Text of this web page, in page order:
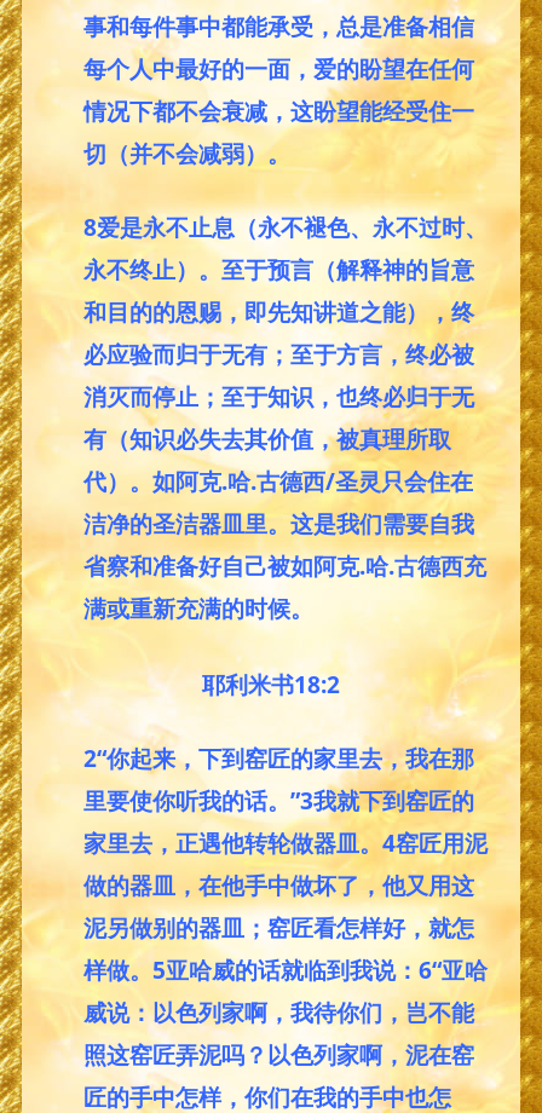
事和每件事中都能承受，总是准备相信
每个人中最好的一面，爱的盼望在任何
情况下都不会衰减，这盼望能经受住一
切（并不会减弱）。
8爱是永不止息（永不褪色、永不过时、
永不终止）。至于预言（解释神的旨意
和目的的恩赐，即先知讲道之能），终
必应验而归于无有；至于方言，终必被
消灭而停止；至于知识，也终必归于无
有（知识必失去其价值，被真理所取
代）。如阿克.哈.古德西/圣灵只会住在
洁净的圣洁器皿里。这是我们需要自我
省察和准备好自己被如阿克.哈.古德西充
满或重新充满的时候。
耶利米书18:2
2“你起来，下到窑匠的家里去，我在那
里要使你听我的话。”3我就下到窑匠的
家里去，正遇他转轮做器皿。4窑匠用泥
做的器皿，在他手中做坏了，他又用这
泥另做别的器皿；窑匠看怎样好，就怎
样做。5亚哈威的话就临到我说：6“亚哈
威说：以色列家啊，我待你们，岂不能
照这窑匠弄泥吗？以色列家啊，泥在窑
匠的手中怎样，你们在我的手中也怎